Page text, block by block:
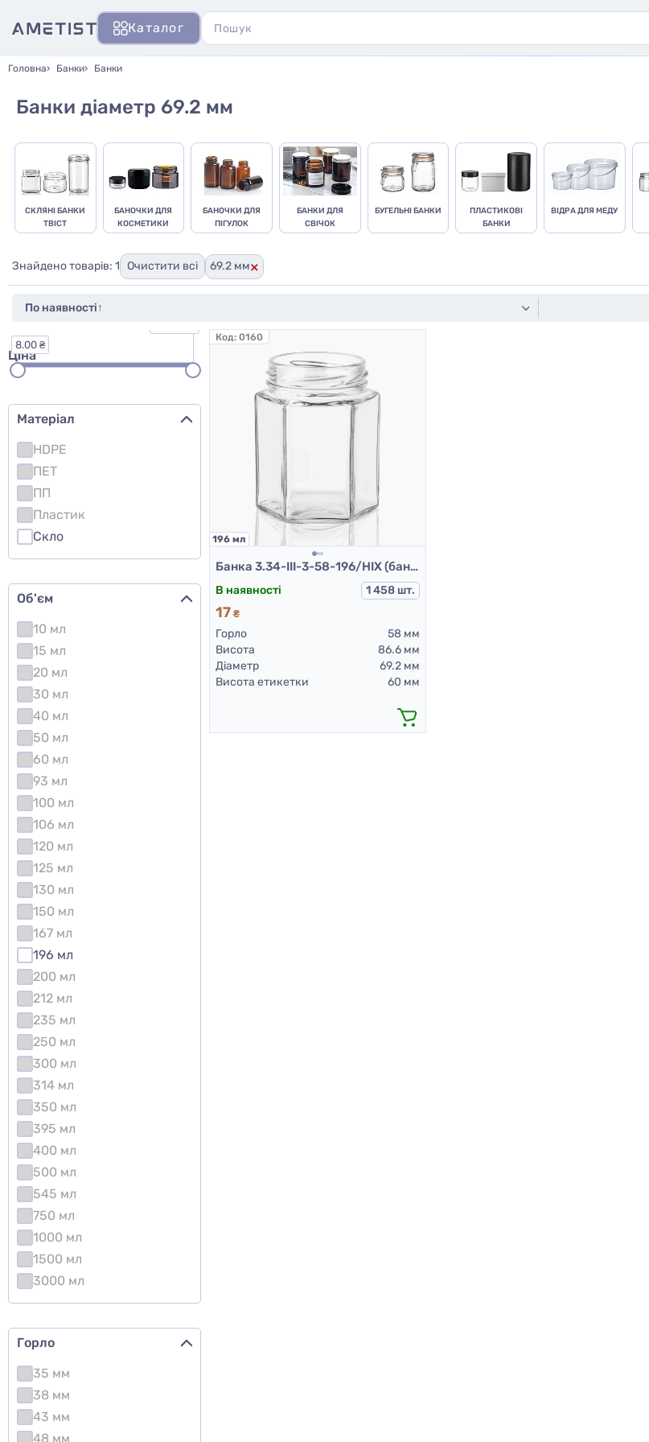
Каталог
Головна Банки Банки
Банки діаметр 69.2 мм
СКЛЯНІ БАНКИ
ТВІСТ
БАНОЧКИ ДЛЯ
КОСМЕТИКИ
БАНОЧКИ ДЛЯ
ПІГУЛОК
БАНКИ ДЛЯ
СВІЧОК
БУГЕЛЬНІ БАНКИ
ПЛАСТИКОВІ
БАНКИ
ВІДРА ДЛЯ МЕДУ
Знайдено товарів: 1 Очистити всі 69.2 мм×
Ціна
8.00 ₴
Матеріал
HDPE
ПЕТ
ПП
Пластик
Скло
Об'єм
10 мл
15 мл
20 мл
30 мл
40 мл
50 мл
60 мл
93 мл
100 мл
106 мл
120 мл
125 мл
130 мл
150 мл
167 мл
196 мл
200 мл
212 мл
235 мл
250 мл
300 мл
314 мл
350 мл
395 мл
400 мл
500 мл
545 мл
750 мл
1000 мл
1500 мл
3000 мл
Горло
35 мм
38 мм
43 мм
48 мм
Код: 0160
196 мл
Банка 3.34-ІІІ-3-58-196/НІХ (банки скляні 196 мл)
В наявності 1 458 шт.
17 ₴
Горло
58 мм
Висота
86.6 мм
Діаметр
69.2 мм
Висота етикетки
60 мм